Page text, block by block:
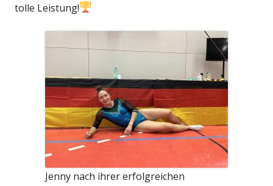
tolle Leistung!
Jenny nach ihrer erfolgreichen